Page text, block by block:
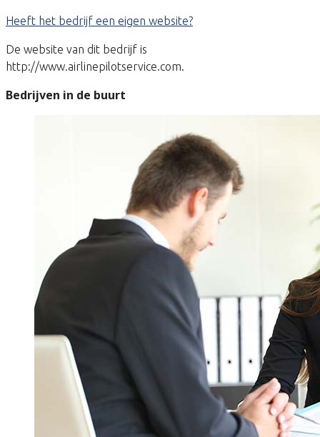
Heeft het bedrijf een eigen website?
De website van dit bedrijf is
http://www.airlinepilotservice.com.
Bedrijven in de buurt